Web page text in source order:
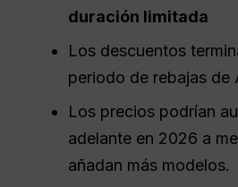
duración limitada
Los descuentos
periodo de rebajas de
Los precios podrían
adelante en 2026 a
añadan más modelos.